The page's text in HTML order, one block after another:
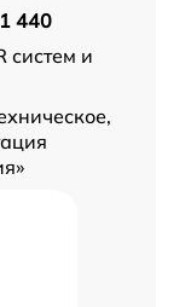
1 440
систем и